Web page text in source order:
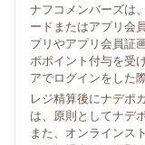
ナフコメンバーズは
ードまたはアプリ会
プリやアプリ会員証
ポポイント付与を受
アでログインをした
レジ精算後にナデポ
は、原則としてナデ
また、オンラインス